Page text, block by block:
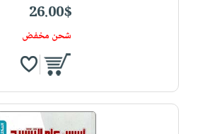
26.00$
شحن مخفض